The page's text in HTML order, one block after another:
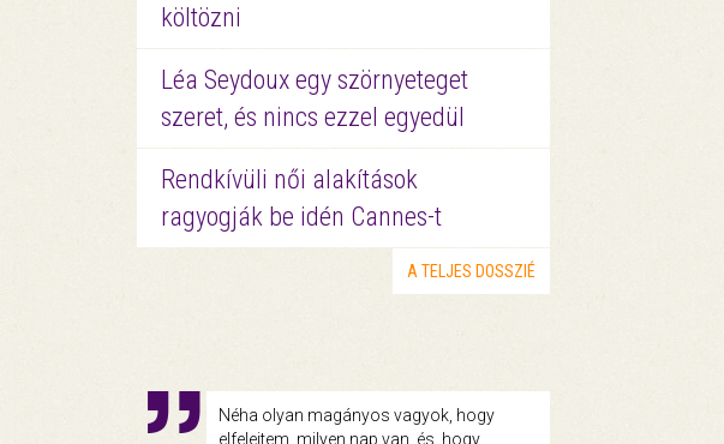
költözni
Léa Seydoux egy szörnyeteget
szeret, és nincs ezzel egyedül
Rendkívüli női alakítások
ragyogják be idén Cannes-t
A TELJES DOSSZIÉ
Néha olyan magányos vagyok, hogy
elfelejtem, milyen nap van, és, hogy